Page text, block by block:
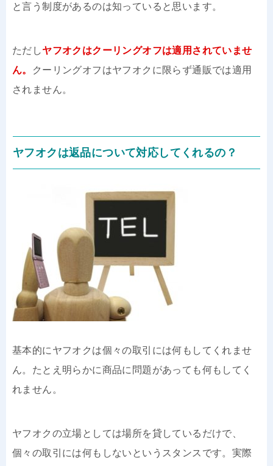
と言う制度があるのは知っていると思います。
ただしヤフオクはクーリングオフは適用されていませ
ん。
クーリングオフはヤフオクに限らず通販では適用
されません。
ヤフオクは返品について対応してくれるの？
基本的にヤフオクは個々の取引には何もしてくれませ
ん。たとえ明らかに商品に問題があっても何もしてく
れません。
ヤフオクの立場としては場所を貸しているだけで、
個々の取引には何もしないというスタンスです。実際